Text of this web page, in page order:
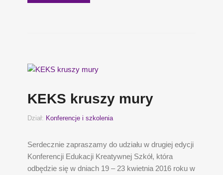
KEKS kruszy mury
Dział: Konferencje i szkolenia
Serdecznie zapraszamy do udziału w drugiej edycji
Konferencji Edukacji Kreatywnej Szkół, która
odbędzie się w dniach 19 – 23 kwietnia 2016 roku w